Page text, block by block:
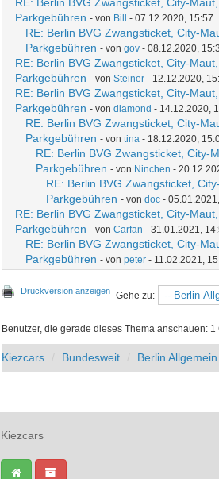
Parkgebühren - von Bill - 07.12.2020, 15:57
RE: Berlin BVG Zwangsticket, City-
Parkgebühren - vongov - 08.12.2020,
RE: Berlin BVG Zwangsticket, City-
Parkgebühren - vonSteiner - 12.12.2020,
RE: Berlin BVG Zwangsticket, City-
Parkgebühren - vondiamond - 14.12.2020,
RE: Berlin BVG Zwangsticket, City-
Parkgebühren - vontina - 18.12.2020,
RE: Berlin BVG Zwangsticket, City-
Parkgebühren - von Ninchen -
RE: Berlin BVG Zwangsticket,
Parkgebühren - vondoc -
RE: Berlin BVG Zwangsticket, City-
Parkgebühren - vonCarfan - 31.01.2021,
RE: Berlin BVG Zwangsticket, City-
Parkgebühren - vonpeter - 11.02.2021,
Druckversion anzeigen Gehe zu:
Benutzer, die gerade dieses Thema anschauen: 1
Kiezcars Bundesweit Berlin Allgemein
Kiezcars